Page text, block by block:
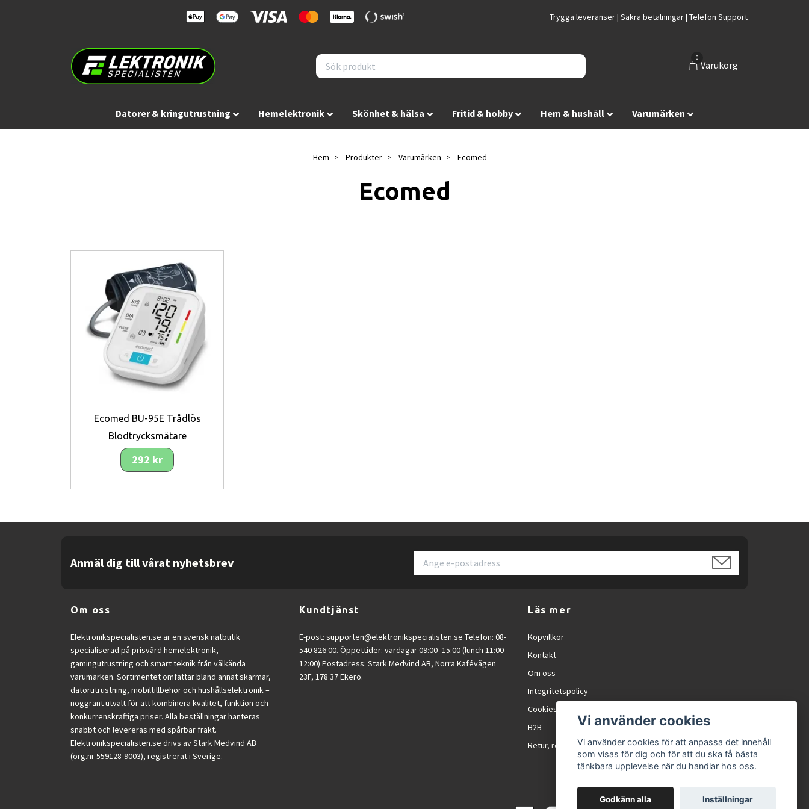
Trygga leveranser | Säkra betalningar | Telefon Support
0
Varukorg
Datorer & kringutrustning Hemelektronik Skönhet & hälsa Fritid & hobby Hem & hushåll Varumärken
Hem Produkter Varumärken Ecomed
Ecomed
Ecomed BU-95E Trådlös
Blodtrycksmätare
292 kr
Anmäl dig till vårat nyhetsbrev
Om oss
Elektronikspecialisten.se är en svensk nätbutik
specialiserad på prisvärd hemelektronik,
gamingutrustning och smart teknik från välkända
varumärken. Sortimentet omfattar bland annat skärmar,
datorutrustning, mobiltillbehör och hushållselektronik –
noggrant utvalt för att kombinera kvalitet, funktion och
konkurrenskraftiga priser. Alla beställningar hanteras
snabbt och levereras med spårbar frakt.
Elektronikspecialisten.se drivs av Stark Medvind AB
(org.nr 559128-9003), registrerat i Sverige.
Kundtjänst
E-post: supporten@elektronikspecialisten.se Telefon: 08-
540 826 00. Öppettider: vardagar 09:00–15:00 (lunch 11:00–
12:00) Postadress: Stark Medvind AB, Norra Kafévägen
23F, 178 37 Ekerö.
Läs mer
Köpvillkor
Kontakt
Om oss
Integritetspolicy
Cookies
B2B
Retur, reklamation och RMA
Vi använder cookies
Vi använder cookies för att anpassa det innehåll
som visas för dig och för att du ska få bästa
tänkbara upplevelse när du handlar hos oss.
Godkänn alla Inställningar